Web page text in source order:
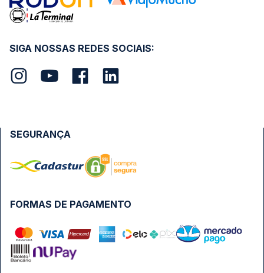
SIGA NOSSAS REDES SOCIAIS:
FORMAS DE PAGAMENTO
SEGURANÇA